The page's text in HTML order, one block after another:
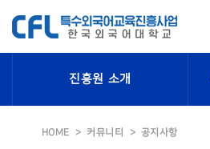
진흥원 소개
HOME 커뮤니티 공지사항